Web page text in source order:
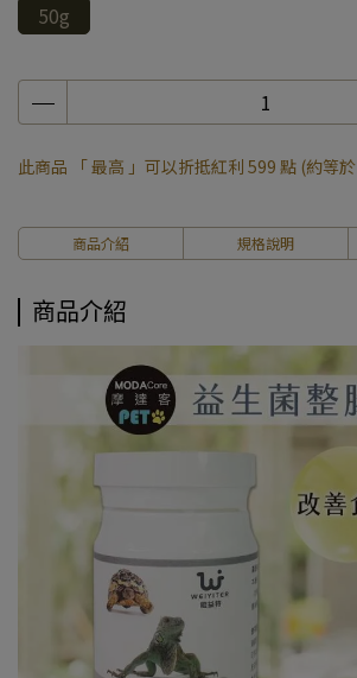
50g
此商品 「 最高 」可以折抵紅利 599 點 (約等於
商品介紹 規格說明
商品介紹